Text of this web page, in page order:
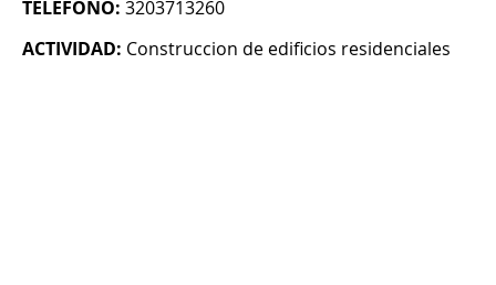
TELÉFONO: 3203713260
ACTIVIDAD: Construccion de edificios residenciales